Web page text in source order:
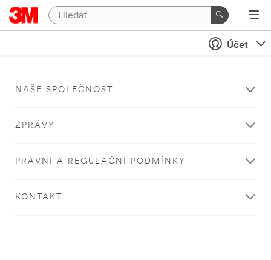
Účet
NAŠE SPOLEČNOST
ZPRÁVY
PRÁVNÍ A REGULAČNÍ PODMÍNKY
KONTAKT